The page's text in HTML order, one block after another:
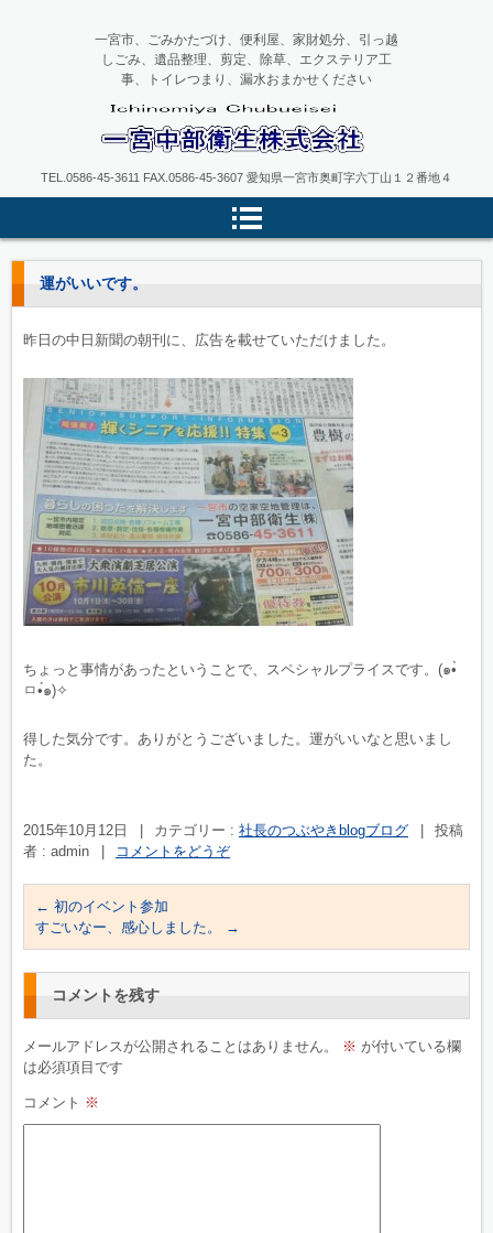
一宮中部衛生
一宮市、ごみかたづけ、便利屋、家財処分、引っ越
しごみ、遺品整理、剪定、除草、エクステリア工
事、トイレつまり、漏水おまかせください
TEL.0586-45-3611 FAX.0586-45-3607 愛知県一宮市奥町字六丁山１２番地４
運がいいです。
昨日の中日新聞の朝刊に、広告を載せていただけました。
ちょっと事情があったということで、スペシャルプライスです。(๑•̀
ㅁ•́๑)✧
得した気分です。ありがとうございました。運がいいなと思いまし
た。
2015年10月12日 カテゴリー : 社長のつぶやきblogブログ
投稿
者 : admin
コメントをどうぞ
← 初のイベント参加
すごいなー、感心しました。
→
コメントを残す
メールアドレスが公開されることはありません。 ※ が付いている欄
は必須項目です
コメント ※